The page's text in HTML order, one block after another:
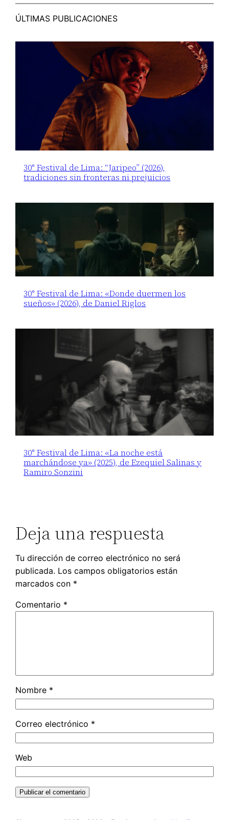
ÚLTIMAS PUBLICACIONES
30° Festival de Lima: “Jaripeo” (2026),
tradiciones sin fronteras ni prejuicios
30° Festival de Lima: «Donde duermen los
sueños» (2026), de Daniel Riglos
30° Festival de Lima: «La noche está
marchándose ya» (2025), de Ezequiel Salinas y
Ramiro Sonzini
Deja una respuesta
Tu dirección de correo electrónico no será
publicada. Los campos obligatorios están
marcados con *
Comentario *
Nombre *
Correo electrónico *
Web